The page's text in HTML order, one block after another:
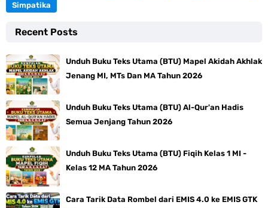
Simpatika
Recent Posts
Unduh Buku Teks Utama (BTU) Mapel Akidah Akhlak
Jenang MI, MTs Dan MA Tahun 2026
Unduh Buku Teks Utama (BTU) Al-Qur'an Hadis
Semua Jenjang Tahun 2026
Unduh Buku Teks Utama (BTU) Fiqih Kelas 1 MI -
Kelas 12 MA Tahun 2026
Cara Tarik Data Rombel dari EMIS 4.0 ke EMIS GTK